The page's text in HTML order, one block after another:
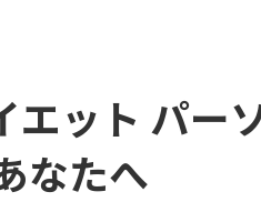
エット パー
なたへ